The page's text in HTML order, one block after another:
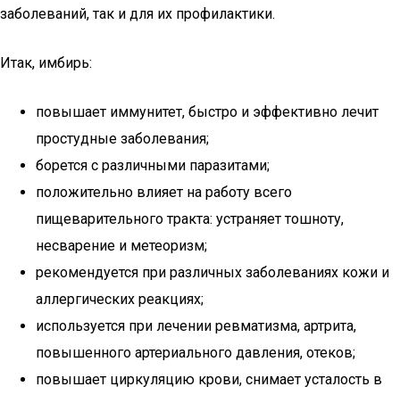
заболеваний, так и для их профилактики.
Итак, имбирь:
повышает иммунитет, быстро и эффективно лечит
простудные заболевания;
борется с различными паразитами;
положительно влияет на работу всего
пищеварительного тракта: устраняет тошноту,
несварение и метеоризм;
рекомендуется при различных заболеваниях кожи и
аллергических реакциях;
используется при лечении ревматизма, артрита,
повышенного артериального давления, отеков;
повышает циркуляцию крови, снимает усталость в